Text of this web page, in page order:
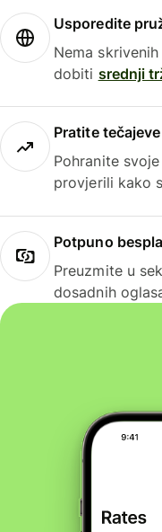
Usporedite
Nema
dobiti srednji
Pratite
Pohranite
provjerili kako
Potpuno
Preuzmite u
dosadnih